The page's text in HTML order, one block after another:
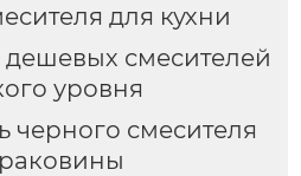
для кухни
смесителей
уровня
черного смесителя